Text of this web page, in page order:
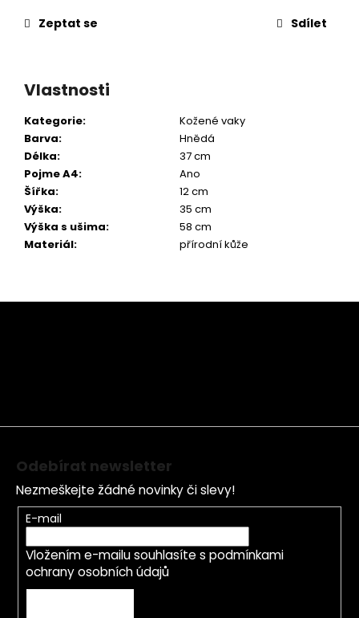
Zeptat se
Sdílet
Vlastnosti
Kategorie:
Kožené vaky
Barva:
Hnědá
Délka:
37 cm
Pojme A4:
Ano
Šířka:
12 cm
Výška:
35 cm
Výška s ušima:
58 cm
Materiál: přírodní kůže
Z
Odebírat newsletter
Nezmeškejte žádné novinky či slevy!
E-mail
Vložením e-mailu souhlasíte s podmínkami
ochrany osobních údajů